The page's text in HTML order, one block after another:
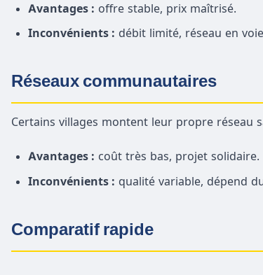
Avantages : offre stable, prix maîtrisé.
Inconvénients : débit limité, réseau en
Réseaux communautaires
Certains villages montent leur propre réseau
Avantages : coût très bas, projet solidaire.
Inconvénients : qualité variable, dépend
Comparatif rapide